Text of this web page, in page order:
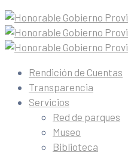
Rendición de Cuentas
Transparencia
Servicios
Red de parques
Museo
Biblioteca